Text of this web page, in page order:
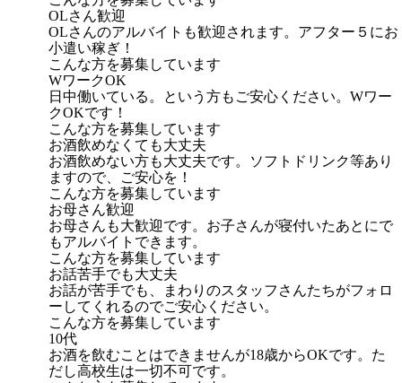
OLさん歓迎
OLさんのアルバイトも歓迎されます。アフター５にお
小遣い稼ぎ！
こんな方を募集しています
WワークOK
日中働いている。という方もご安心ください。Wワー
クOKです！
こんな方を募集しています
お酒飲めなくても大丈夫
お酒飲めない方も大丈夫です。ソフトドリンク等あり
ますので、ご安心を！
こんな方を募集しています
お母さん歓迎
お母さんも大歓迎です。お子さんが寝付いたあとにで
もアルバイトできます。
こんな方を募集しています
お話苦手でも大丈夫
お話が苦手でも、まわりのスタッフさんたちがフォロ
ーしてくれるのでご安心ください。
こんな方を募集しています
10代
お酒を飲むことはできませんが18歳からOKです。た
だし高校生は一切不可です。